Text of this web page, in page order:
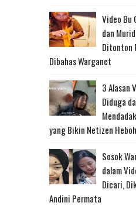
Video Bu
dan
Ditonton
Dibahas Warganet
3 Alasan
Diduga
yang Bikin Netizen Heboh
Sosok
dalam
Dicari,
Andini Permata